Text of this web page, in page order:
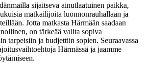
sijaitseva ainutlaatuinen paikka,
matkailijoita luonnonrauhallaan ja
Jotta matkasta Härmään saadaan
on tärkeää valita sopiva
tarpeisiin ja budjettiin sopien. Seuraavassa
Härmässä ja jaamme